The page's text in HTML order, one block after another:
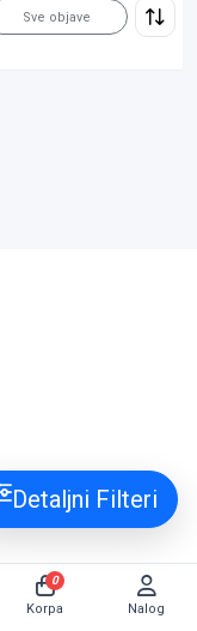
Sve objave
Detaljni Filteri
Korpa
0
Nalog